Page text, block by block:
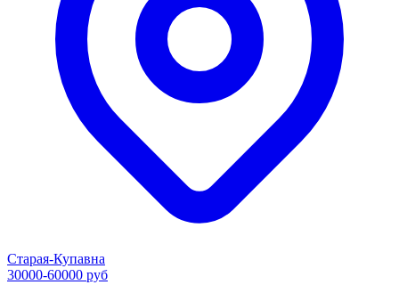
Старая-Купавна
30000-60000 руб